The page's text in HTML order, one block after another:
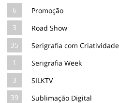
6
Promoção
3
Road Show
35
Serigrafia com Criatividade
1
Serigrafia Week
3
SILKTV
39
Sublimação Digital